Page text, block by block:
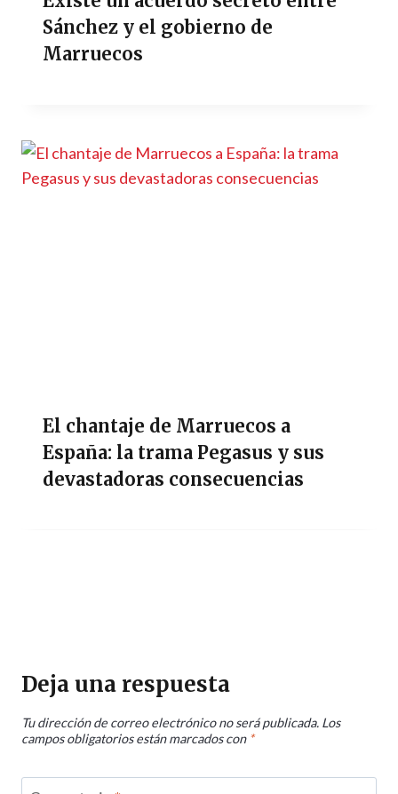
Sánchez y el gobierno de
Marruecos
El chantaje de Marruecos a
España: la trama Pegasus y sus
devastadoras consecuencias
Deja una respuesta
Tu dirección de correo electrónico no será publicada. Los
campos obligatorios están marcados con *